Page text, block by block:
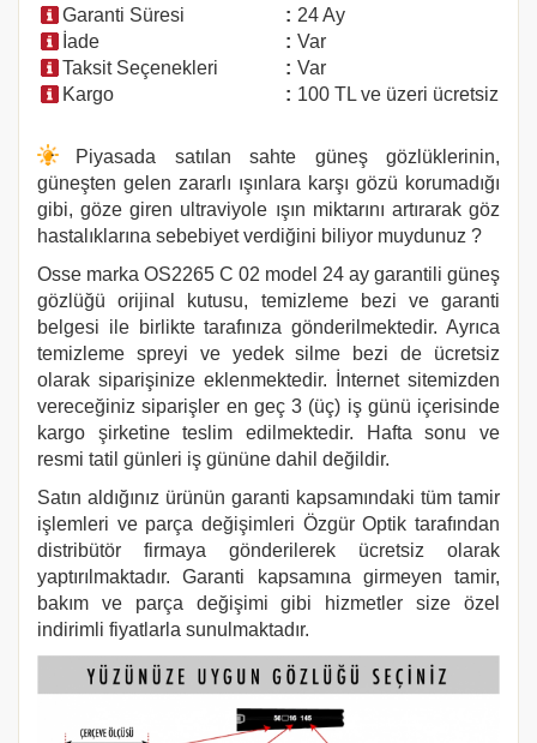
Garanti Süresi
: 24 Ay
İade
: Var
Taksit Seçenekleri
: Var
Kargo
: 100 TL ve üzeri ücretsiz
Piyasada satılan sahte güneş gözlüklerinin,
güneşten gelen zararlı ışınlara karşı gözü korumadığı
gibi, göze giren ultraviyole ışın miktarını artırarak göz
hastalıklarına sebebiyet verdiğini biliyor muydunuz ?
Osse marka OS2265 C 02 model 24 ay garantili güneş
gözlüğü orijinal kutusu, temizleme bezi ve garanti
belgesi ile birlikte tarafınıza gönderilmektedir. Ayrıca
temizleme spreyi ve yedek silme bezi de ücretsiz
olarak siparişinize eklenmektedir. İnternet sitemizden
vereceğiniz siparişler en geç 3 (üç) iş günü içerisinde
kargo şirketine teslim edilmektedir. Hafta sonu ve
resmi tatil günleri iş gününe dahil değildir.
Satın aldığınız ürünün garanti kapsamındaki tüm tamir
işlemleri ve parça değişimleri Özgür Optik tarafından
distribütör firmaya gönderilerek ücretsiz olarak
yaptırılmaktadır. Garanti kapsamına girmeyen tamir,
bakım ve parça değişimi gibi hizmetler size özel
indirimli fiyatlarla sunulmaktadır.